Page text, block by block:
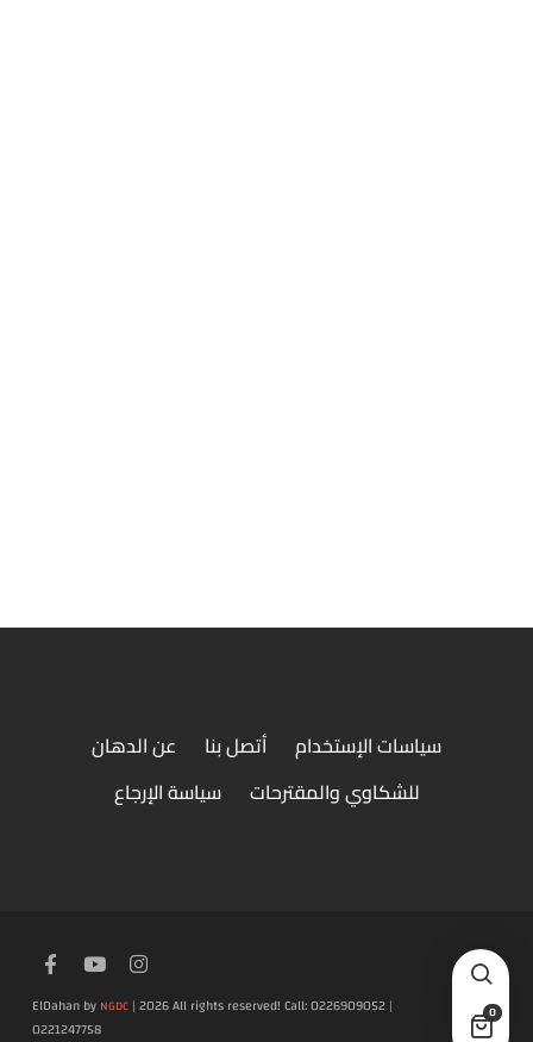
0
عن الدهان أتصل بنا
سياسات الإستخدام
سياسة الإرجاع
للشكاوي والمقترحات
ElDahan by NGDC| 2026 All rights reserved! Call: 0226909052 |
0221247758